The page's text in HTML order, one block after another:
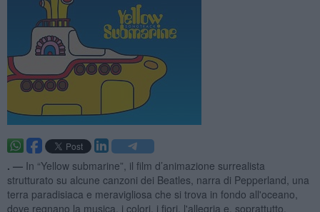
. — In “Yellow submarine”, il film d’animazione surrealista
strutturato su alcune canzoni dei Beatles, narra di Pepperland, una
terra paradisiaca e meravigliosa che si trova in fondo all'oceano,
dove regnano la musica, i colori, i fiori, l'allegria e, soprattutto,